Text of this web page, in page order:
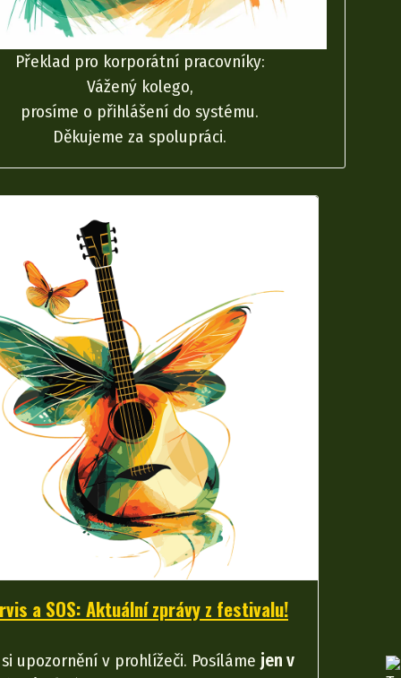
Překlad pro korporátní pracovníky:
Vážený kolego,
prosíme o přihlášení do systému.
Děkujeme za spolupráci.
a SOS: Aktuální zprávy z festivalu!
upozornění v prohlížeči. Posíláme jen v